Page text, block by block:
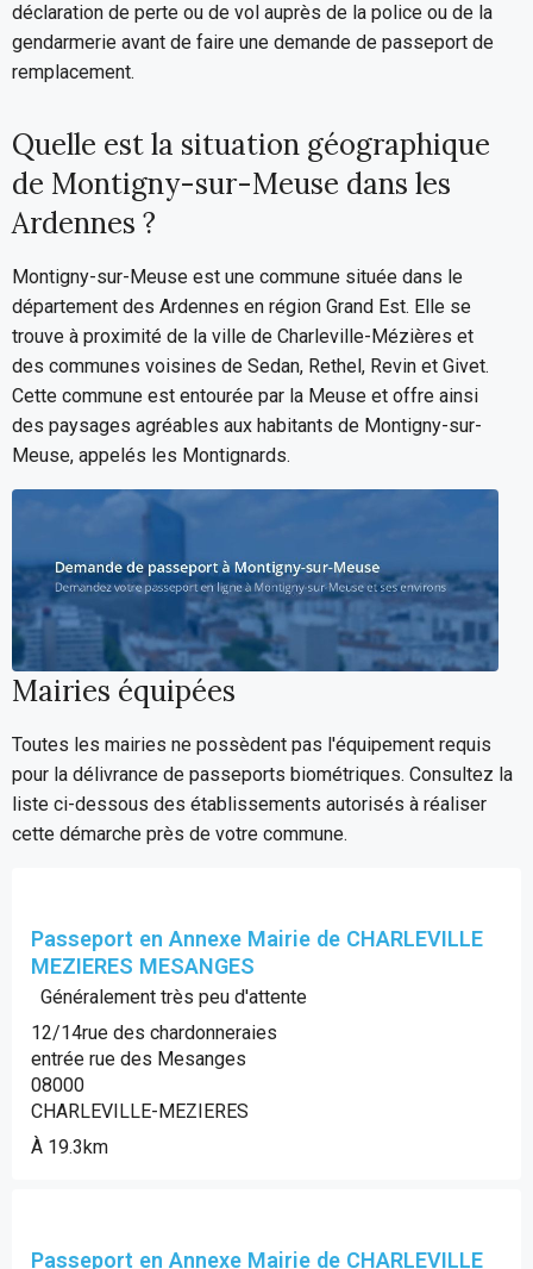
déclaration de perte ou de vol auprès de la police ou de la
gendarmerie avant de faire une demande de passeport de
remplacement.
Quelle est la situation géographique
de Montigny-sur-Meuse dans les
Ardennes ?
Montigny-sur-Meuse est une commune située dans le
département des Ardennes en région Grand Est. Elle se
trouve à proximité de la ville de Charleville-Mézières et
des communes voisines de Sedan, Rethel, Revin et Givet.
Cette commune est entourée par la Meuse et offre ainsi
des paysages agréables aux habitants de Montigny-sur-
Meuse, appelés les Montignards.
Mairies équipées
Toutes les mairies ne possèdent pas l'équipement requis
pour la délivrance de passeports biométriques. Consultez la
liste ci-dessous des établissements autorisés à réaliser
cette démarche près de votre commune.
Passeport en Annexe Mairie de CHARLEVILLE
MEZIERES MESANGES
Généralement très peu d'attente
12/14rue des chardonneraies
entrée rue des Mesanges
08000
CHARLEVILLE-MEZIERES
À 19.3km
Passeport en Annexe Mairie de CHARLEVILLE